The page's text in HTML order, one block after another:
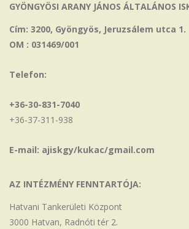
GYÖNGYÖSI ARANY JÁNOS ÁLTALÁNOS
Cím: 3200, Gyöngyös, Jeruzsálem utca 1.
OM : 031469/001
Telefon:
+36-30-831-7040
+36-37-311-938
E-mail: ajiskgy/kukac/gmail.com
AZ INTÉZMÉNY FENNTARTÓJA:
Hatvani Tankerületi Központ
3000 Hatvan, Radnóti tér 2.